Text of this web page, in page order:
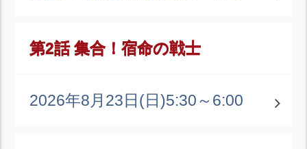
第2話 集合！宿命の戦士
2026年8月23日(日)5:30～6:00